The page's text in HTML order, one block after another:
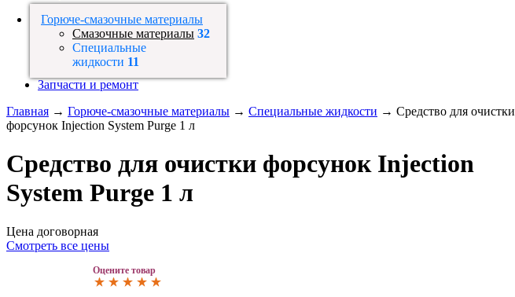
Горюче-смазочные материалы
Смазочные материалы 32
Специальные
жидкости 11
Запчасти и ремонт
Главная → Горюче-смазочные материалы → Специальные жидкости → Средство для очистки
форсунок Injection System Purge 1 л
Средство для очистки форсунок Injection
System Purge 1 л
Цена договорная
Смотреть все цены
Оцените товар